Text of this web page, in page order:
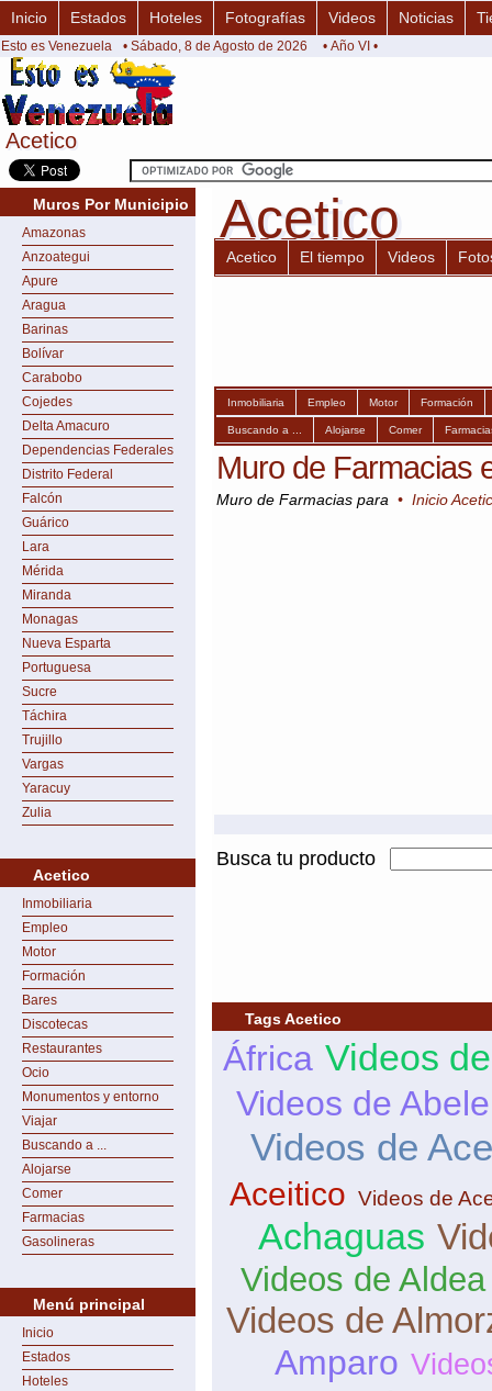
Acetico
Acetico
Inicio Estados Hoteles Fotografías Videos Noticias
Esto es Venezuela • Sábado, 8 de Agosto de 2026 • Año VI •
Muros Por Municipio
Amazonas
Anzoategui
Apure
Aragua
Barinas
Bolívar
Carabobo
Cojedes
Delta Amacuro
Dependencias Federales
Distrito Federal
Falcón
Guárico
Lara
Mérida
Miranda
Monagas
Nueva Esparta
Portuguesa
Sucre
Táchira
Trujillo
Vargas
Yaracuy
Zulia
Acetico
Inmobiliaria
Empleo
Motor
Formación
Bares
Discotecas
Restaurantes
Ocio
Monumentos y entorno
Viajar
Buscando a ...
Alojarse
Comer
Farmacias
Gasolineras
Menú principal
Inicio
Estados
Hoteles
Acetico
Acetico
Acetico El tiempo Videos
Inmobiliaria Empleo Motor Formación
Buscando a ... Alojarse Comer
Muro de Farmacias
Muro de Farmacias para • Inicio
Busca tu producto
Tags Acetico
África Videos
Videos de
Videos de
Aceitico Videos de
Achaguas
Videos de
Videos de
Amparo